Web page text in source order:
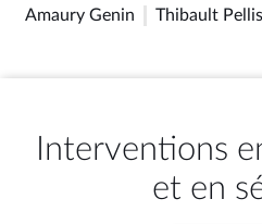
Amaury Genin Thibault
Interventions
et en